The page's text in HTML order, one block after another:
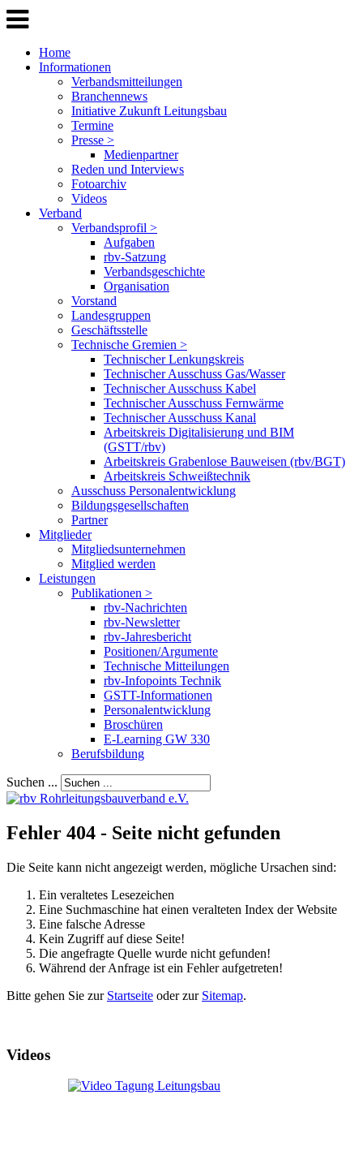
Home
Informationen
Verbandsmitteilungen
Branchennews
Initiative Zukunft Leitungsbau
Termine
Presse >
Medienpartner
Reden und Interviews
Fotoarchiv
Videos
Verband
Verbandsprofil >
Aufgaben
rbv-Satzung
Verbandsgeschichte
Organisation
Vorstand
Landesgruppen
Geschäftsstelle
Technische Gremien >
Technischer Lenkungskreis
Technischer Ausschuss Gas/Wasser
Technischer Ausschuss Kabel
Technischer Ausschuss Fernwärme
Technischer Ausschuss Kanal
Arbeitskreis Digitalisierung und BIM
(GSTT/rbv)
Arbeitskreis Grabenlose Bauweisen (rbv/BGT)
Arbeitskreis Schweißtechnik
Ausschuss Personalentwicklung
Bildungsgesellschaften
Partner
Mitglieder
Mitgliedsunternehmen
Mitglied werden
Leistungen
Publikationen >
rbv-Nachrichten
rbv-Newsletter
rbv-Jahresbericht
Positionen/Argumente
Technische Mitteilungen
rbv-Infopoints Technik
GSTT-Informationen
Personalentwicklung
Broschüren
E-Learning GW 330
Berufsbildung
Suchen ...
Fehler 404 - Seite nicht gefunden
Die Seite kann nicht angezeigt werden, mögliche Ursachen sind:
Ein veraltetes Lesezeichen
Eine Suchmaschine hat einen veralteten Index der Website
Eine falsche Adresse
Kein Zugriff auf diese Seite!
Die angefragte Quelle wurde nicht gefunden!
Während der Anfrage ist ein Fehler aufgetreten!
Bitte gehen Sie zur Startseite oder zur Sitemap.
Videos